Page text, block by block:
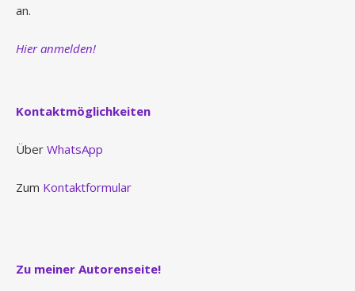
an.
Hier anmelden!
Kontaktmöglichkeiten
Über WhatsApp
Zum Kontaktformular
Zu meiner Autorenseite!